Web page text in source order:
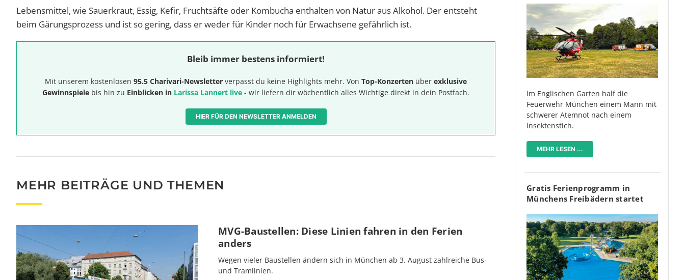
Lebensmittel, wie Sauerkraut, Essig, Kefir, Fruchtsäfte oder Kombucha enthalten von Natur aus Alkohol. Der entsteht
beim Gärungsprozess und ist so gering, dass er weder für Kinder noch für Erwachsene gefährlich ist.
Bleib immer bestens informiert!
Mit unserem kostenlosen 95.5 Charivari-Newsletter verpasst du keine Highlights mehr. Von Top-Konzerten über exklusive
Gewinnspiele bis hin zu Einblicken in Larissa Lannert live - wir liefern dir wöchentlich alles Wichtige direkt in dein Postfach.
HIER FÜR DEN NEWSLETTER ANMELDEN
MEHR BEITRÄGE UND THEMEN
MVG-Baustellen: Diese Linien fahren in den Ferien
anders
Wegen vieler Baustellen ändern sich in München ab 3. August zahlreiche Bus-
und Tramlinien.
Im Englischen Garten half die
Feuerwehr München einem Mann mit
schwerer Atemnot nach einem
Insektenstich.
MEHR LESEN ...
Gratis Ferienprogramm in
Münchens Freibädern startet